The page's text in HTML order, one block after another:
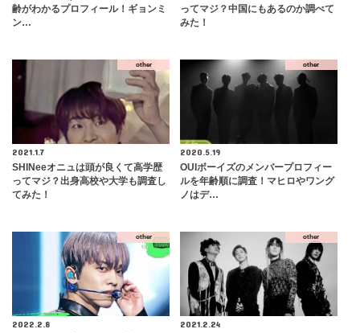
齢がわかるプロフィール！ギョンミ
ン…
ってマジ？中国にもあるのか調べて
みた！
other
2021.1.7
SHINeeオニュは頭が良くて高学歴
ってマジ？出身高校や大学も調査し
てみた！
other
2020.5.19
OUIボーイズのメンバープロフィー
ルを年齢順に調査！マヒロやワング
ノはデ…
other
2022.2.8
other
2021.2.24